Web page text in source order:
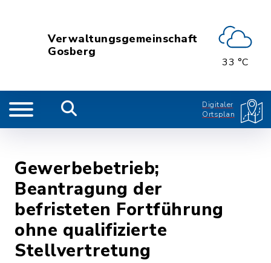
Verwaltungsgemeinschaft
Gosberg
33 °C
Digitaler
Ortsplan
Gewerbebetrieb;
Beantragung der
befristeten Fortführung
ohne qualifizierte
Stellvertretung